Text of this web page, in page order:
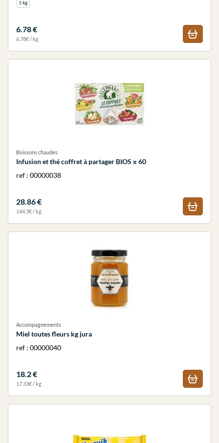
1 kg
6.78 €
6.78€ / kg
Boissons chaudes
Infusion et thé coffret à partager BIOS x 60
ref : 00000038
28.86 €
144.3€ / kg
Accompagnements
Miel toutes fleurs kg jura
ref : 00000040
18.2 €
17.33€ / kg